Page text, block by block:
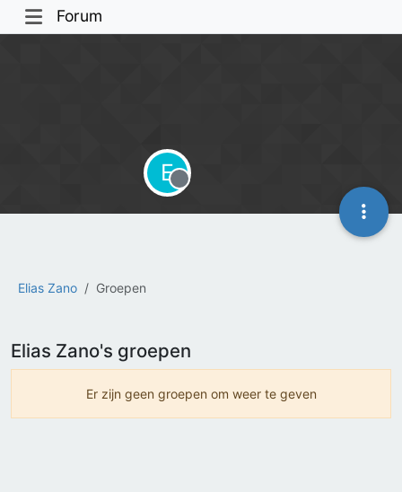
Forum
Elias Zano Groepen
E
Offline
Elias Zano's groepen
Er zijn geen groepen om weer te geven